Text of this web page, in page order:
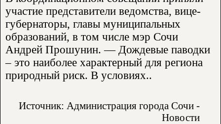
участие представители ведомства, вице-
губернаторы, главы муниципальных
образований, в том числе мэр Сочи
Андрей Прошунин. — Дождевые паводки
– это наиболее характерный для региона
природный риск. В условиях..
Источник: Администрация города Сочи -
Новости